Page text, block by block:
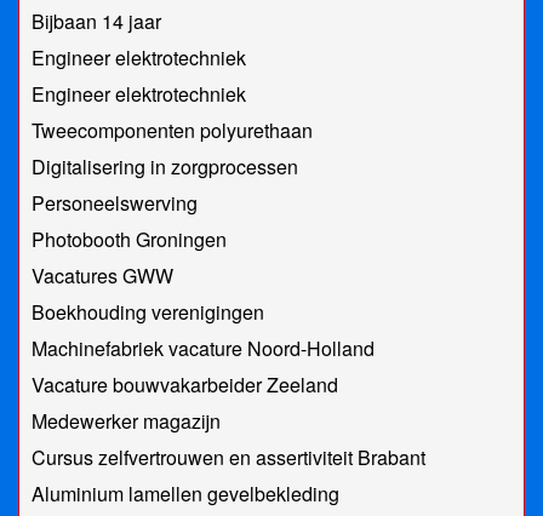
Bijbaan 14 jaar
Engineer elektrotechniek
Engineer elektrotechniek
Tweecomponenten polyurethaan
Digitalisering in zorgprocessen
Personeelswerving
Photobooth Groningen
Vacatures GWW
Boekhouding verenigingen
Machinefabriek vacature Noord-Holland
Vacature bouwvakarbeider Zeeland
Medewerker magazijn
Cursus zelfvertrouwen en assertiviteit Brabant
Aluminium lamellen gevelbekleding